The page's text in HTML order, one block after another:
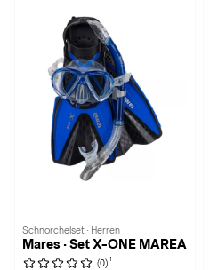
Schnorchelset · Herren
Mares · Set X-ONE MAREA
(0) 1